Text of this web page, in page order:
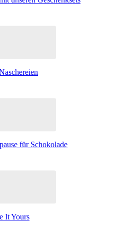
für Schokolade
It Yours